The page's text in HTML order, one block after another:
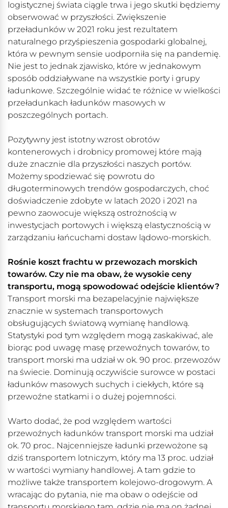
logistycznej świata ciągle trwa i jego skutki będziemy
obserwować w przyszłości. Zwiększenie
przeładunków w 2021 roku jest rezultatem
naturalnego przyśpieszenia gospodarki globalnej,
która w pewnym sensie uodporniła się na pandemię.
Nie jest to jednak zjawisko, które w jednakowym
sposób oddziaływane na wszystkie porty i grupy
ładunkowe. Szczególnie widać te różnice w wielkości
przeładunkach ładunków masowych w
poszczególnych portach.
Pozytywny jest istotny wzrost obrotów
kontenerowych i drobnicy promowej które mają
duże znacznie dla przyszłości naszych portów.
Możemy spodziewać się powrotu do
długoterminowych trendów gospodarczych, choć
doświadczenie zdobyte w latach 2020 i 2021 na
pewno zaowocuje większą ostrożnością w
inwestycjach portowych i większą elastycznością w
zarządzaniu łańcuchami dostaw lądowo-morskich.
Rośnie koszt frachtu w przewozach morskich
towarów. Czy nie ma obaw, że wysokie ceny
transportu, mogą spowodować odejście klientów?
Transport morski ma bezapelacyjnie największe
znacznie w systemach transportowych
obsługujących światową wymianę handlową.
Statystyki pod tym względem mogą zaskakiwać, ale
biorąc pod uwagę masę przewoźnych towarów, to
transport morski ma udział w ok. 90 proc. przewozów
na świecie. Dominują oczywiście surowce w postaci
ładunków masowych suchych i ciekłych, które są
przewoźne statkami i o dużej pojemności.
Warto dodać, że pod względem wartości
przewoźnych ładunków transport morski ma udział
ok. 70 proc.. Najcenniejsze ładunki przewożone są
dziś transportem lotniczym, który ma 13 proc. udział
w wartości wymiany handlowej. A tam gdzie to
możliwe także transportem kolejowo-drogowym. A
wracając do pytania, nie ma obaw o odejście od